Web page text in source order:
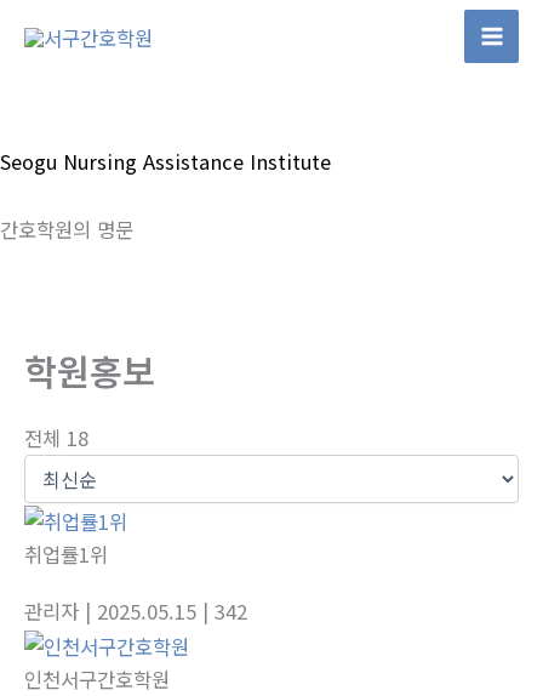
너
기
Seogu Nursing Assistance Institute
간호학원의 명문
학원홍보
전체 18
취업률1위
관리자 | 2025.05.15 | 342
인천서구간호학원